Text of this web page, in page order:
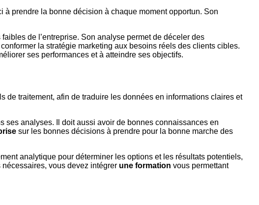
prendre la bonne décision à chaque moment opportun. Son
de l’entreprise. Son analyse permet de déceler des
la stratégie marketing aux besoins réels des clients cibles.
ses performances et à atteindre ses objectifs.
de traitement, afin de traduire les données en informations claires et
ses analyses. Il doit aussi avoir de bonnes connaissances en
sur les bonnes décisions à prendre pour la bonne marche des
analytique pour déterminer les options et les résultats potentiels,
vous devez intégrer une formation vous permettant